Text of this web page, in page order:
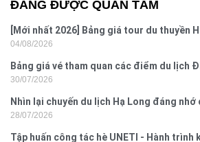
ĐANG ĐƯỢC QUAN TÂM
[Mới nhất 2026] Bảng giá tour du thuyền
6 sao
04/08/2026
Bảng giá vé tham quan các điểm du lịch
nhật 2026
30/07/2026
Nhìn lại chuyến du lịch Hạ Long đáng nhớ
Tân Hưng 2026
28/07/2026
Tập huấn công tác hè UNETI - Hành trình